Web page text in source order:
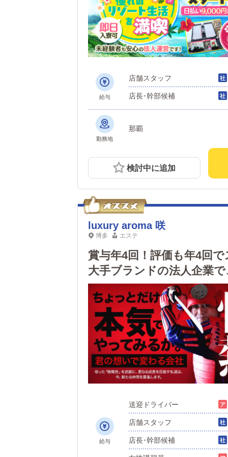
給与
店舗スタッフ
店長･幹部候補
勤務地
那覇
検討中に追加
luxury aroma 咲
博多 エステ
賞与年4回！評価も年4回
大手ブランドの法人企業
女性スタッフ活躍中！
給与
送迎ドライバー
店舗スタッフ
店長･幹部候補